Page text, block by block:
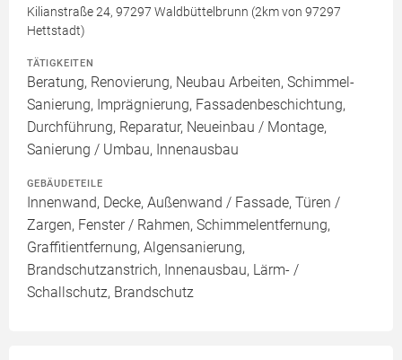
Kilianstraße 24, 97297 Waldbüttelbrunn (2km von 97297
Hettstadt)
TÄTIGKEITEN
Beratung, Renovierung, Neubau Arbeiten, Schimmel-
Sanierung, Imprägnierung, Fassadenbeschichtung,
Durchführung, Reparatur, Neueinbau / Montage,
Sanierung / Umbau, Innenausbau
GEBÄUDETEILE
Innenwand, Decke, Außenwand / Fassade, Türen /
Zargen, Fenster / Rahmen, Schimmelentfernung,
Graffitientfernung, Algensanierung,
Brandschutzanstrich, Innenausbau, Lärm- /
Schallschutz, Brandschutz